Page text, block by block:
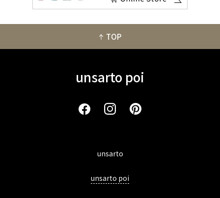
TOP
unsarto poi
unsarto
unsarto poi